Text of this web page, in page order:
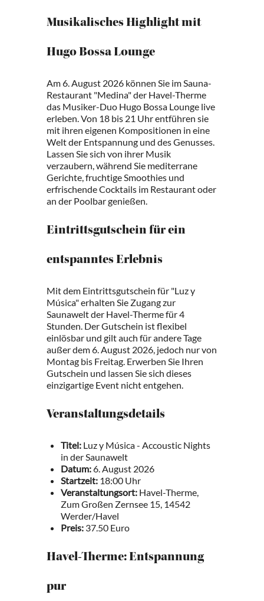
Musikalisches Highlight mit
Hugo Bossa Lounge
Am 6. August 2026 können Sie im Sauna-
Restaurant "Medina" der Havel-Therme
das Musiker-Duo Hugo Bossa Lounge live
erleben. Von 18 bis 21 Uhr entführen sie
mit ihren eigenen Kompositionen in eine
Welt der Entspannung und des Genusses.
Lassen Sie sich von ihrer Musik
verzaubern, während Sie mediterrane
Gerichte, fruchtige Smoothies und
erfrischende Cocktails im Restaurant oder
an der Poolbar genießen.
Eintrittsgutschein für ein
entspanntes Erlebnis
Mit dem Eintrittsgutschein für "Luz y
Música" erhalten Sie Zugang zur
Saunawelt der Havel-Therme für 4
Stunden. Der Gutschein ist flexibel
einlösbar und gilt auch für andere Tage
außer dem 6. August 2026, jedoch nur von
Montag bis Freitag. Erwerben Sie Ihren
Gutschein und lassen Sie sich dieses
einzigartige Event nicht entgehen.
Veranstaltungsdetails
Titel: Luz y Música - Accoustic Nights
in der Saunawelt
Datum:6. August 2026
Startzeit: 18:00 Uhr
Veranstaltungsort: Havel-Therme,
Zum Großen Zernsee 15, 14542
Werder/Havel
Preis: 37.50 Euro
Havel-Therme: Entspannung
pur